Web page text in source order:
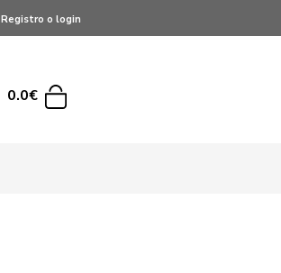
Registro o login
0.0€